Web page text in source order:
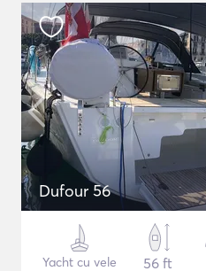
Dufour 56
Yacht cu vele
56 ft